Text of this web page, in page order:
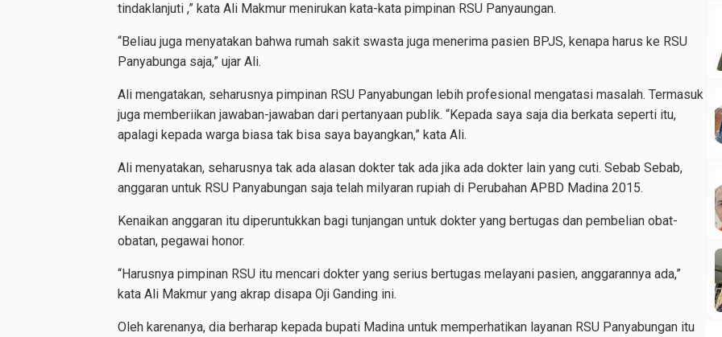
tindaklanjuti ,” kata Ali Makmur menirukan kata-kata pimpinan RSU Panyaungan.
“Beliau juga menyatakan bahwa rumah sakit swasta juga menerima pasien BPJS, kenapa harus ke RSU
Panyabunga saja,” ujar Ali.
Ali mengatakan, seharusnya pimpinan RSU Panyabungan lebih profesional mengatasi masalah. Termasuk
juga memberiikan jawaban-jawaban dari pertanyaan publik. “Kepada saya saja dia berkata seperti itu,
apalagi kepada warga biasa tak bisa saya bayangkan,” kata Ali.
Ali menyatakan, seharusnya tak ada alasan dokter tak ada jika ada dokter lain yang cuti. Sebab Sebab,
anggaran untuk RSU Panyabungan saja telah milyaran rupiah di Perubahan APBD Madina 2015.
Kenaikan anggaran itu diperuntukkan bagi tunjangan untuk dokter yang bertugas dan pembelian obat-
obatan, pegawai honor.
“Harusnya pimpinan RSU itu mencari dokter yang serius bertugas melayani pasien, anggarannya ada,”
kata Ali Makmur yang akrap disapa Oji Ganding ini.
Oleh karenanya, dia berharap kepada bupati Madina untuk memperhatikan layanan RSU Panyabungan itu